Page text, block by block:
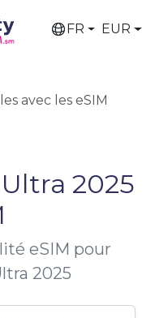
FR EUR
avec les eSIM
2025
eSIM pour
2025